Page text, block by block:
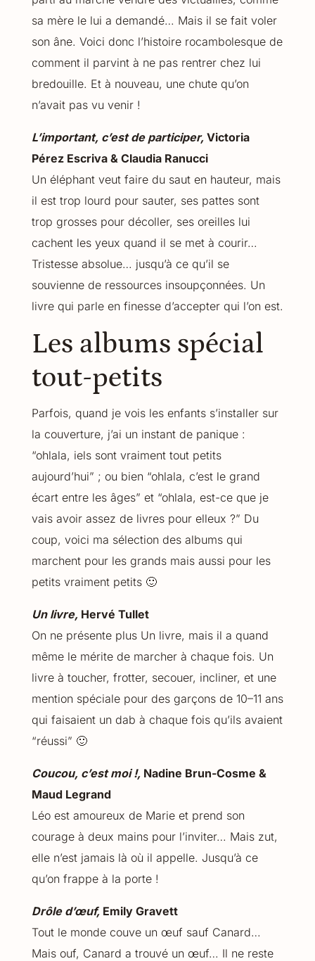
sa mère le lui a demandé… Mais il se fait voler
son âne. Voici donc l’histoire rocambolesque de
comment il parvint à ne pas rentrer chez lui
bredouille. Et à nouveau, une chute qu’on
n’avait pas vu venir !
L’important, c’est de participer,Victoria
Pérez Escriva & Claudia Ranucci
Un éléphant veut faire du saut en hauteur, mais
il est trop lourd pour sauter, ses pattes sont
trop grosses pour décoller, ses oreilles lui
cachent les yeux quand il se met à courir…
Tristesse absolue… jusqu’à ce qu’il se
souvienne de ressources insoupçonnées. Un
livre qui parle en finesse d’accepter qui l’on est.
Les albums spécial
tout-petits
Parfois, quand je vois les enfants s’installer sur
la couverture, j’ai un instant de panique :
“ohlala, iels sont vraiment tout petits
aujourd’hui” ; ou bien “ohlala, c’est le grand
écart entre les âges” et “ohlala, est-ce que je
vais avoir assez de livres pour elleux ?” Du
coup, voici ma sélection des albums qui
marchent pour les grands mais aussi pour les
petits vraiment petits 🙂
Un livre,Hervé Tullet
On ne présente plus Un livre, mais il a quand
même le mérite de marcher à chaque fois. Un
livre à toucher, frotter, secouer, incliner, et une
mention spéciale pour des garçons de 10–11 ans
qui faisaient un dab à chaque fois qu’ils avaient
“réussi” 🙂
Coucou, c’est moi !,Nadine Brun-Cosme &
Maud Legrand
Léo est amoureux de Marie et prend son
courage à deux mains pour l’inviter… Mais zut,
elle n’est jamais là où il appelle. Jusqu’à ce
qu’on frappe à la porte !
Drôle d’œuf,Emily Gravett
Tout le monde couve un œuf sauf Canard…
Mais ouf, Canard a trouvé un œuf… Il ne reste